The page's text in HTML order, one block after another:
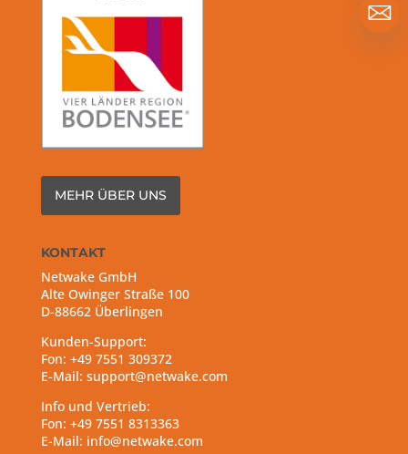
MEHR ÜBER UNS
KONTAKT
Netwake GmbH
Alte Owinger Straße 100
D-88662 Überlingen
Kunden-Support:
Fon: +49 7551 309372
E-Mail: support@netwake.com
Info und Vertrieb:
Fon: +49 7551 8313363
E-Mail: info@netwake.com